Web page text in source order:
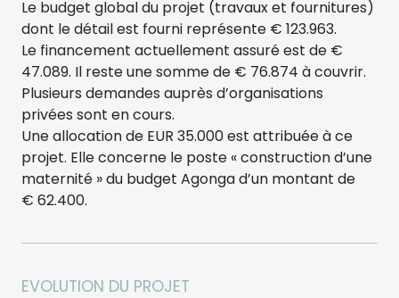
Le budget global du projet (travaux et fournitures)
dont le détail est fourni représente € 123.963.
Le financement actuellement assuré est de €
47.089. Il reste une somme de € 76.874 à couvrir.
Plusieurs demandes auprès d’organisations
privées sont en cours.
Une allocation de EUR 35.000 est attribuée à ce
projet. Elle concerne le poste « construction d’une
maternité » du budget Agonga d’un montant de
€ 62.400.
EVOLUTION DU PROJET